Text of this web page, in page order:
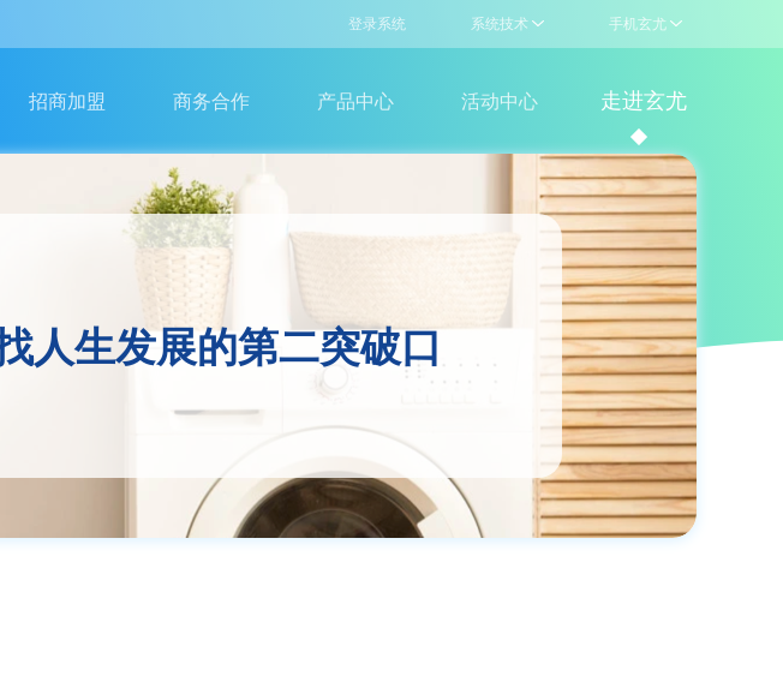
登录系统 系统技术
技术支持，售前咨询
手机玄尤
玄尤公众号
招商加盟
加盟条件
老店加盟
商务合作
产品合作
卡合作
异业合作
奢侈品寄卖
产品中心
联盟产品
活动中心 走进玄尤
企业介绍
门店查询
人生发展的第二突破口